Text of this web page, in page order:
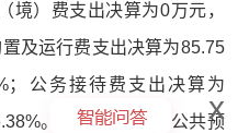
境）费支出决算为0万元，
及运行费支出决算为85.75
；公务接待费支出决算为
。2017年度一般公共预
x